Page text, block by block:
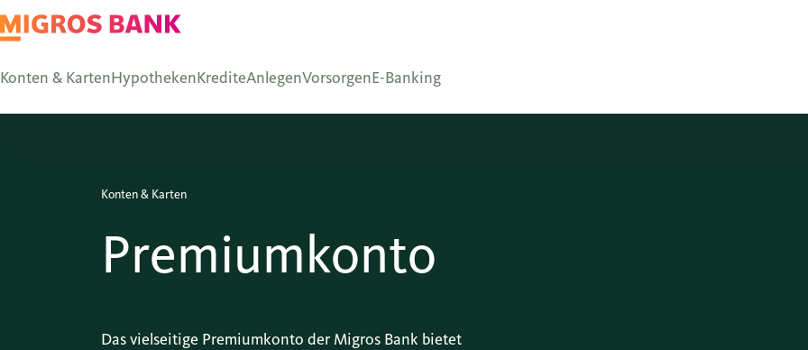
Konten & KartenHypothekenKrediteAnlegenVorsorgenE-Banking
Konten & Karten
Premiumkonto
Das vielseitige Premiumkonto der Migros Bank bietet